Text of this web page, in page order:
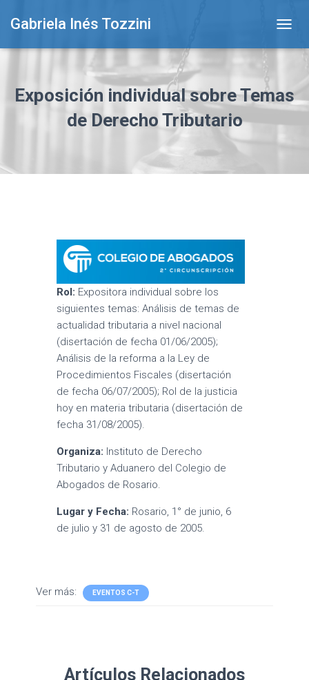
Gabriela Inés Tozzini
O
E
A
Exposición individual sobre Temas
de Derecho Tributario
Rol: Expositora individual sobre los
siguientes temas: Análisis de temas de
actualidad tributaria a nivel nacional
(disertación de fecha 01/06/2005);
Análisis de la reforma a la Ley de
Procedimientos Fiscales (disertación
de fecha 06/07/2005); Rol de la justicia
hoy en materia tributaria (disertación de
fecha 31/08/2005).
Organiza: Instituto de Derecho
Tributario y Aduanero del Colegio de
Abogados de Rosario.
Lugar y Fecha: Rosario, 1° de junio, 6
de julio y 31 de agosto de 2005.
Ver más: EVENTOS C-T
Artículos Relacionados